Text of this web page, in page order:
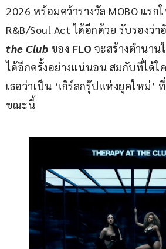
2026 พร้อมคว้ารางวัล MOBO แร
R&B/Soul Act ได้อีกด้วย รับรองว่า
the Club ของ FLO จะสร้างตำนาน
ได้อีกครั้งอย่างแน่นอน สมกับที่ได้ใ
เธอว่าเป็น ‘เกิร์ลกรุ๊ปแห่งยุคใหม่’
ขณะนี้